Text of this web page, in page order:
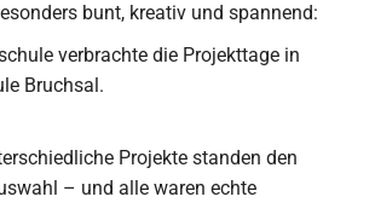
bunt, kreativ und spannend:
verbrachte die Projekttage in
Bruchsal.
Projekte standen den
– und alle waren echte